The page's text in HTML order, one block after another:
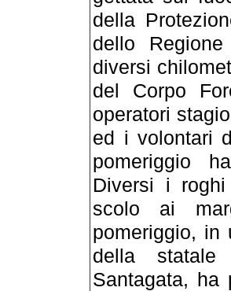
della
dello
diversi
del Corpo
operatori
ed i volontari
pomeriggio
Diversi i
scolo ai
pomeriggio, in
della
Santagata, ha